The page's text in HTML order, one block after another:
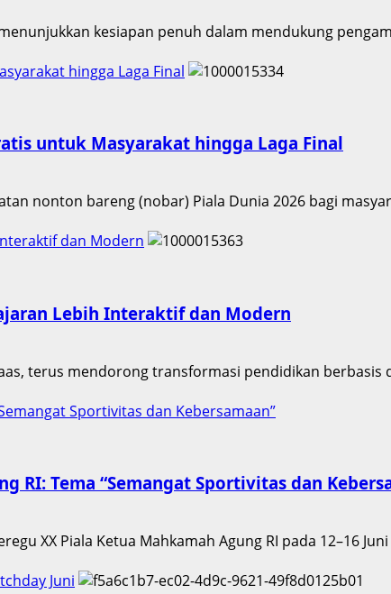
kesiapan penuh dalam mendukung
hingga Laga Final
untuk Masyarakat hingga Laga Final
nonton bareng (nobar) Piala Dunia 2026 bagi
dan Modern
Lebih Interaktif dan Modern
terus mendorong transformasi pendidikan berbasis
Sportivitas dan Kebersamaan”
RI: Tema “Semangat Sportivitas dan
XX Piala Ketua Mahkamah Agung RI pada 12–16
Juni